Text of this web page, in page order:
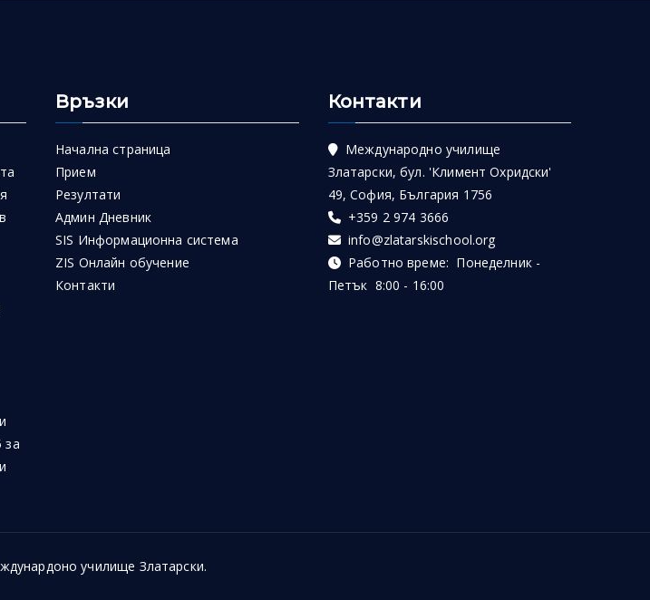
за
Връзки
Начална страница
Прием
Резултати
Админ Дневник
SIS Информационна система
ZIS Онлайн обучение
Контакти
Контакти
Международно училище
Златарски, бул. 'Климент Охридски'
49, София, България 1756
+359 2 974 3666
info@zlatarskischool.org
Работно време: Понеделник -
Петък 8:00 - 16:00
училище Златарски.